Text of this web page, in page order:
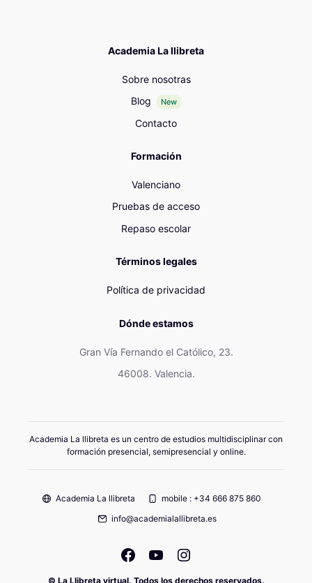
Academia La llibreta
Sobre nosotras
Blog
New
Contacto
Formación
Valenciano
Pruebas de acceso
Repaso escolar
Términos legales
Política de privacidad
Dónde estamos
Gran Vía Fernando el Católico, 23.
46008. Valencia.
Academia La llibreta es un centro de estudios multidisciplinar con
formación presencial, semipresencial y online.
Academia La llibreta
mobile : +34 666 875 860
info@academialallibreta.es
© La Llibreta virtual. Todos los derechos reservados.